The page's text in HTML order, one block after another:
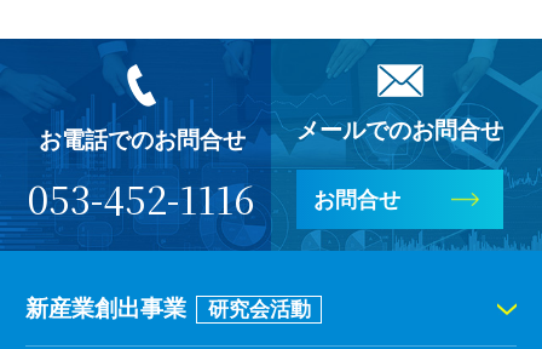
お電話でのお問合せ
053-452-1116
メールでのお問合せ
お問合せ
新産業創出事業 研究会活動